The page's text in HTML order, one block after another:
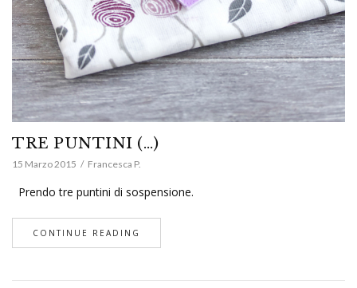
TRE PUNTINI (…)
15 Marzo 2015 Francesca P.
Prendo tre puntini di sospensione.
CONTINUE READING